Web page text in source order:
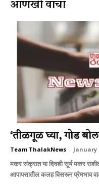
आणखी वाचा
‘तीळगूळ घ्या, गोड
Team ThalakNews - January
मकर संक्रात या दिवशी सूर्य मकर
आपापसातील कलह विसरून प्रेमभाव